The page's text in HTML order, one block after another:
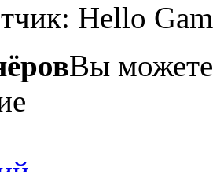
Hello
Вы можете